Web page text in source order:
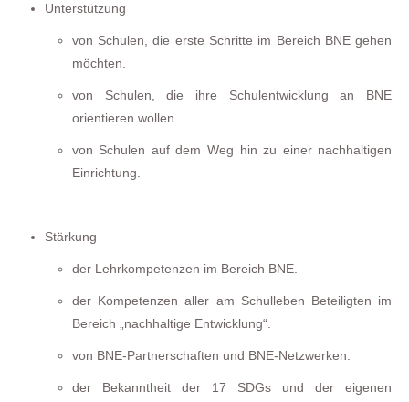
Unterstützung
von Schulen, die erste Schritte im Bereich BNE gehen
möchten.
von Schulen, die ihre Schulentwicklung an BNE
orientieren wollen.
von Schulen auf dem Weg hin zu einer nachhaltigen
Einrichtung.
Stärkung
der Lehrkompetenzen im Bereich BNE.
der Kompetenzen aller am Schulleben Beteiligten im
Bereich „nachhaltige Entwicklung“.
von BNE-Partnerschaften und BNE-Netzwerken.
der Bekanntheit der 17 SDGs und der eigenen